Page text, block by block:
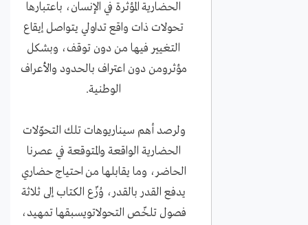
الحضارية المؤثرة في الإنسان، باعتبارها
تحولات ذات واقع تداولي يتواصل إيقاع
التغيير فيها من دون توقف، وبشكل
مؤثرومن دون اعتراف بالحدود والأعراف
الوطنية.
ولرصد أهم سيناريوهات تلك التحوّلات
الحضارية الواقعة والمتوقعة في عصرنا
الحاضر، وما يقابلها من احتياج حضاري
يدفع القدر بالقدر، وُزّع الكتاب إلى ثلاثة
فصول تلخّص التحولاتويسبقها تمهيد،